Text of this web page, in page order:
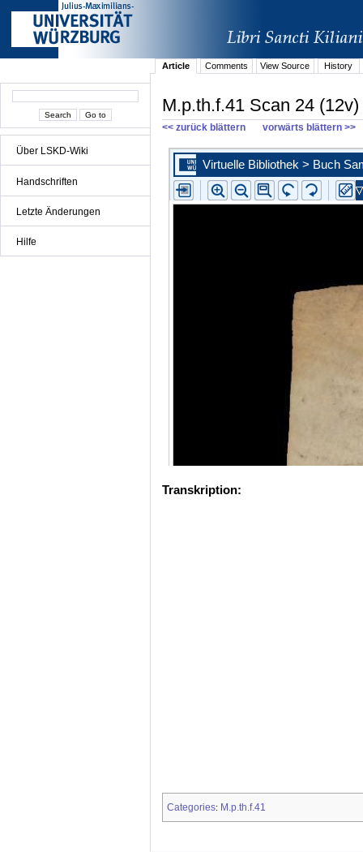
Über LSKD-Wiki
Handschriften
Letzte Änderungen
Hilfe
Article Comments View Source History
M.p.th.f.41 Scan 24 (12v)
<< zurück blättern vorwärts blättern >>
Transkription:
Categories: M.p.th.f.41